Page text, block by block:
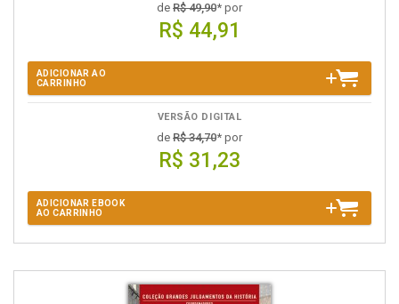
de R$ 49,90* por
R$ 44,91
ADICIONAR AO
CARRINHO
VERSÃO DIGITAL
de R$ 34,70* por
R$ 31,23
ADICIONAR EBOOK
AO CARRINHO